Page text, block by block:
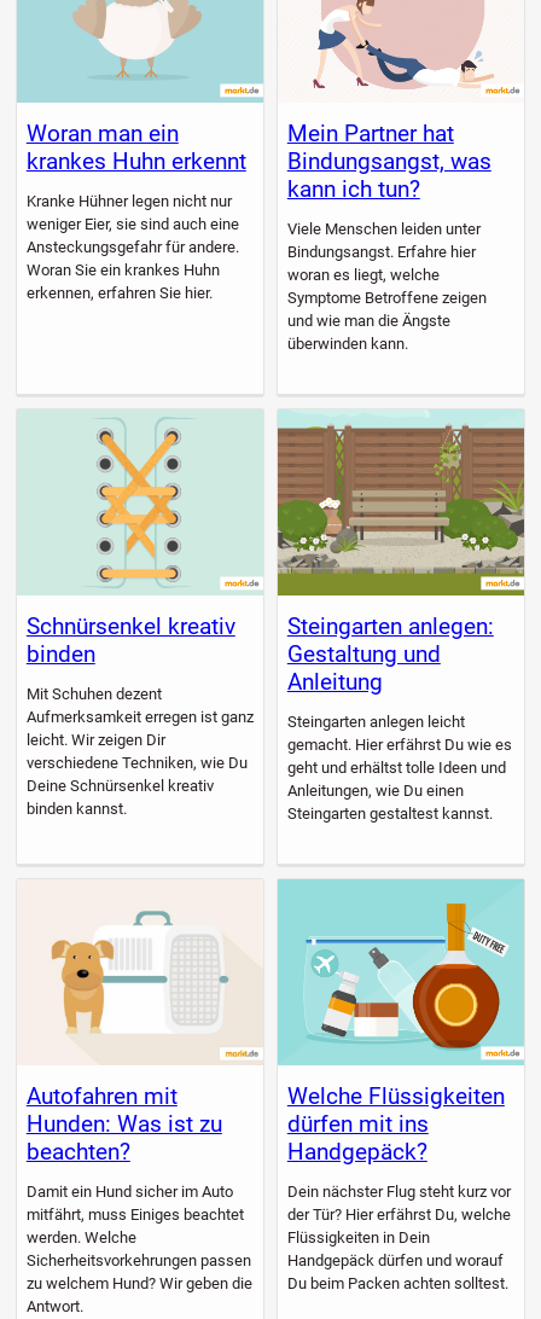
Woran man ein
krankes Huhn erkennt
Kranke Hühner legen nicht nur
weniger Eier, sie sind auch eine
Ansteckungsgefahr für andere.
Woran Sie ein krankes Huhn
erkennen, erfahren Sie hier.
Mein Partner hat
Bindungsangst, was
kann ich tun?
Viele Menschen leiden unter
Bindungsangst. Erfahre hier
woran es liegt, welche
Symptome Betroffene zeigen
und wie man die Ängste
überwinden kann.
Schnürsenkel kreativ
binden
Mit Schuhen dezent
Aufmerksamkeit erregen ist ganz
leicht. Wir zeigen Dir
verschiedene Techniken, wie Du
Deine Schnürsenkel kreativ
binden kannst.
Steingarten anlegen:
Gestaltung und
Anleitung
Steingarten anlegen leicht
gemacht. Hier erfährst Du wie es
geht und erhältst tolle Ideen und
Anleitungen, wie Du einen
Steingarten gestaltest kannst.
Autofahren mit
Hunden: Was ist zu
beachten?
Damit ein Hund sicher im Auto
mitfährt, muss Einiges beachtet
werden. Welche
Sicherheitsvorkehrungen passen
zu welchem Hund? Wir geben die
Antwort.
Welche Flüssigkeiten
dürfen mit ins
Handgepäck?
Dein nächster Flug steht kurz vor
der Tür? Hier erfährst Du, welche
Flüssigkeiten in Dein
Handgepäck dürfen und worauf
Du beim Packen achten solltest.